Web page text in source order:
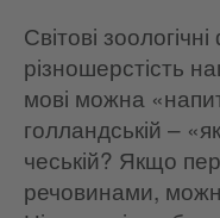
Світові
різношерстість
мові можна
голландській –
чеській? Якщо
речовинами,